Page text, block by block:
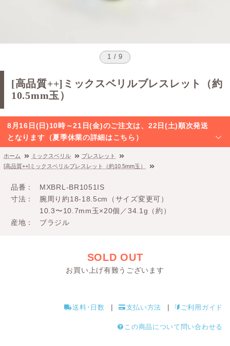
1 / 9
[高品質++]ミックスベリルブレスレット（約
10.5mm玉）
8月16日(日)10時～21日(金)のご注文は、22日(土)順次発送
となります（夏季休業の詳細はこちら）
ホーム ミックスベリル
ブレスレット
[高品質++]ミックスベリルブレスレット（約10.5mm玉）
品番
MXBRL-BR1051IS
寸法
腕周り約18-18.5cm（サイズ変更可）
10.3〜10.7mm玉×20個／34.1g（約）
産地
ブラジル
SOLD OUT
お買い上げ有難うございます
送料･日数 支払い方法 ご利用ガイド
この商品について問い合わせる